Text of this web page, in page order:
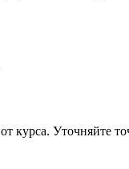
курса. Уточняйте